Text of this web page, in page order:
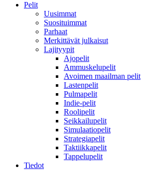
Pelit
Uusimmat
Suosituimmat
Parhaat
Merkittävät julkaisut
Lajityypit
Ajopelit
Ammuskelupelit
Avoimen maailman pelit
Lastenpelit
Pulmapelit
Indie-pelit
Roolipelit
Seikkailupelit
Simulaatiopelit
Strategiapelit
Taktiikkapelit
Tappelupelit
Tiedot